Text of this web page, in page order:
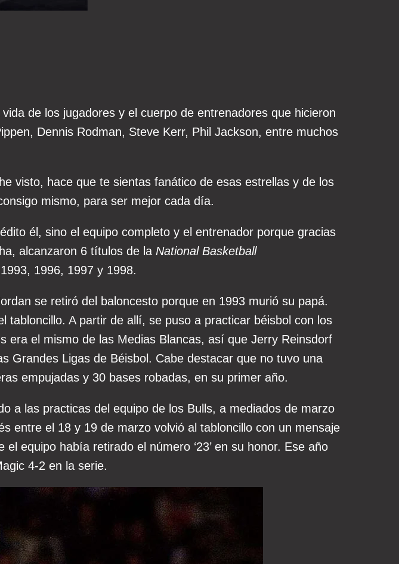
de los jugadores y el cuerpo de entrenadores que hicieron
Dennis Rodman, Steve Kerr, Phil Jackson, entre muchos
visto, hace que te sientas fanático de esas estrellas y de los
mismo, para ser mejor cada día.
él, sino el equipo completo y el entrenador porque gracias
alcanzaron 6 títulos de la National Basketball
1996, 1997 y 1998.
se retiró del baloncesto porque en 1993 murió su papá.
A partir de allí, se puso a practicar béisbol con los
era el mismo de las Medias Blancas, así que Jerry Reinsdorf
Grandes Ligas de Béisbol. Cabe destacar que no tuvo una
empujadas y 30 bases robadas, en su primer año.
a las practicas del equipo de los Bulls, a mediados de marzo
entre el 18 y 19 de marzo volvió al tabloncillo con un mensaje
el equipo había retirado el número ‘23’ en su honor. Ese año
4-2 en la serie.